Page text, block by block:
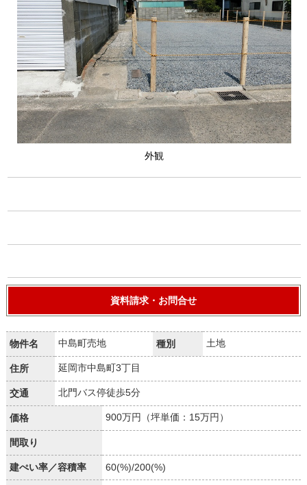
外観
資料請求・お問合せ
物件名 中島町売地 種別 土地
住所 延岡市中島町3丁目
交通 北門バス停徒歩5分
価格 900万円（坪単価：15万円）
間取り
建ぺい率／容積率 60(%)/200(%)